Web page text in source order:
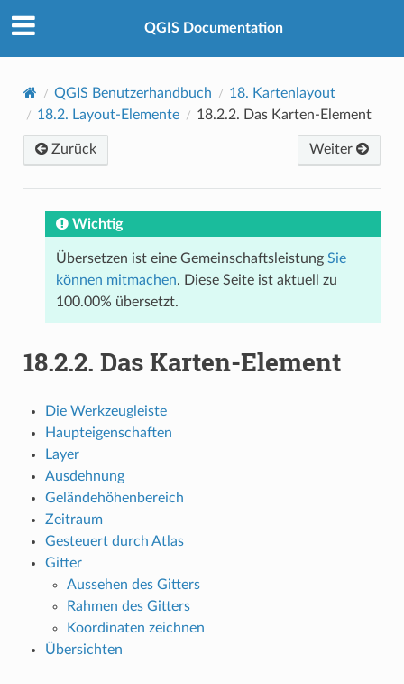
QGIS Documentation
QGIS Benutzerhandbuch 18. Kartenlayout
18.2. Layout-Elemente 18.2.2. Das Karten-Element
Zurück Weiter
Wichtig
Übersetzen ist eine Gemeinschaftsleistung Sie
können mitmachen. Diese Seite ist aktuell zu
100.00% übersetzt.
18.2.2. Das Karten-Element
Die Werkzeugleiste
Haupteigenschaften
Layer
Ausdehnung
Geländehöhenbereich
Zeitraum
Gesteuert durch Atlas
Gitter
Aussehen des Gitters
Rahmen des Gitters
Koordinaten zeichnen
Übersichten